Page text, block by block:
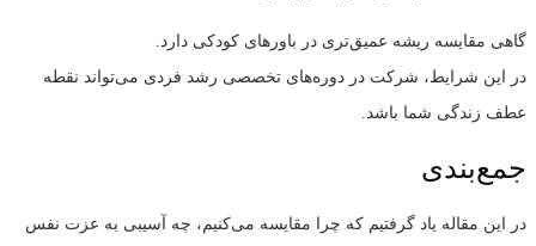
گاهی مقایسه ریشه عمیق‌تری در باورهای کودکی دارد.
در این شرایط، شرکت در دوره‌های تخصصی رشد فردی می‌تواند نقطه
عطف زندگی شما باشد.
جمع‌بندی
در این مقاله یاد گرفتیم که چرا مقایسه می‌کنیم، چه آسیبی به عزت نفس